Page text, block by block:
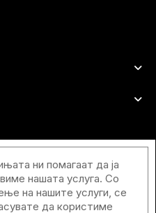
Сите права задржани.
ни помагаат да ја
нашата услуга. Со
на нашите услуги, се
да користиме